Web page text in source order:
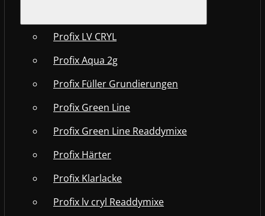
Profix LV CRYL
Profix Aqua 2g
Profix Füller Grundierungen
Profix Green Line
Profix Green Line Readdymixe
Profix Härter
Profix Klarlacke
Profix lv cryl Readdymixe